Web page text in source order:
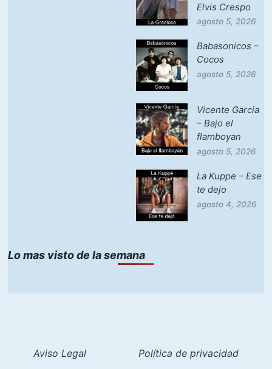
Elvis Crespo
agosto 5, 2026
Babasonicos –
Cocos
agosto 5, 2026
Vicente Garcia
– Bajo el
flamboyan
agosto 5, 2026
La Kuppe – Ese
te dejo
agosto 4, 2026
Lo mas visto de la semana
Aviso Legal Política de privacidad